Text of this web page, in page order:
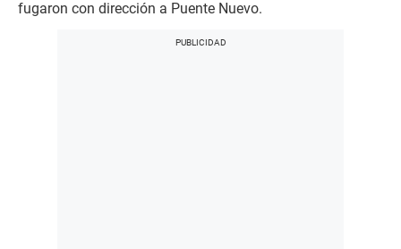
fugaron con dirección a Puente Nuevo.